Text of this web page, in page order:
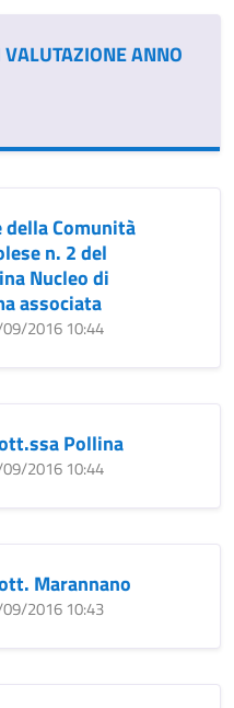
ANNO
Comunità
n. 2 del
Nucleo di
associata
2016 10:44
Pollina
2016 10:44
Marannano
2016 10:43